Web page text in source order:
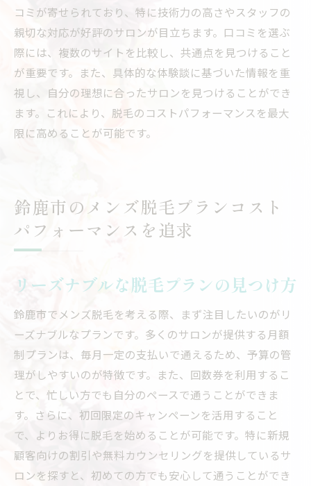
コミが寄せられており、特に技術力の高さやスタッフの
親切な対応が好評のサロンが目立ちます。口コミを選ぶ
際には、複数のサイトを比較し、共通点を見つけること
が重要です。また、具体的な体験談に基づいた情報を重
視し、自分の理想に合ったサロンを見つけることができ
ます。これにより、脱毛のコストパフォーマンスを最大
限に高めることが可能です。
鈴鹿市のメンズ脱毛プランコスト
パフォーマンスを追求
リーズナブルな脱毛プランの見つけ方
鈴鹿市でメンズ脱毛を考える際、まず注目したいのがリ
ーズナブルなプランです。多くのサロンが提供する月額
制プランは、毎月一定の支払いで通えるため、予算の管
理がしやすいのが特徴です。また、回数券を利用するこ
とで、忙しい方でも自分のペースで通うことができま
す。さらに、初回限定のキャンペーンを活用すること
で、よりお得に脱毛を始めることが可能です。特に新規
顧客向けの割引や無料カウンセリングを提供しているサ
ロンを探すと、初めての方でも安心して通うことができ